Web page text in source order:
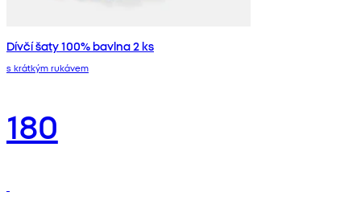
Dívčí šaty 100% bavlna 2 ks
s krátkým rukávem
180